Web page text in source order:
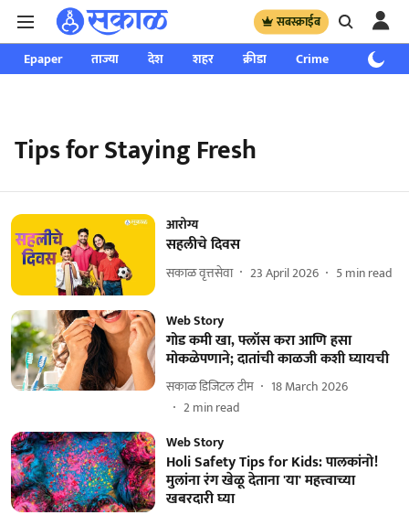
सबस्क्राईब
Epaper ताज्या देश शहर क्रीडा Crime साप्ताहिक
Tips for Staying Fresh
आरोग्य
सहलीचे दिवस
सकाळ वृत्तसेवा 23 April 2026 5min read
Web Story
गोड कमी खा, फ्लॉस करा आणि हसा
मोकळेपणाने; दातांची काळजी कशी घ्यायची
सकाळ डिजिटल टीम
18 March 2026
2min read
Web Story
Holi Safety Tips for Kids: पालकांनो!
मुलांना रंग खेळू देताना 'या' महत्त्वाच्या
खबरदारी घ्या